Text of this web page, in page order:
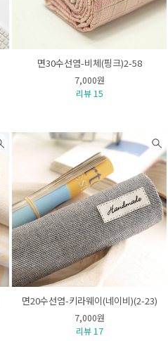
면30수선염-비체(핑크)2-58
7,000원
리뷰 15
면20수선염-키라웨이(네이비)(2-23)
7,000원
리뷰 17